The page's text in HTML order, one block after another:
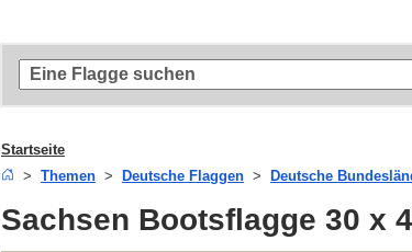
Startseite
Themen
Deutsche Flaggen Deutsche
Sachsen Bootsflagge 30 x